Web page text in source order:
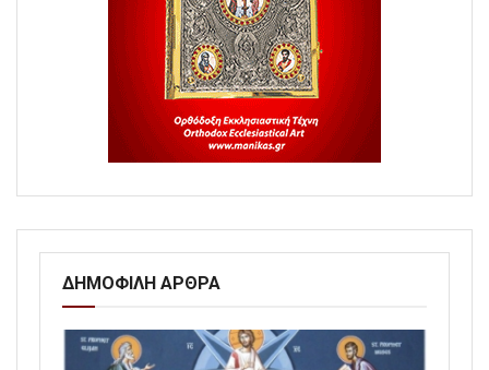
ΔΗΜΟΦΙΛΗ ΑΡΘΡΑ